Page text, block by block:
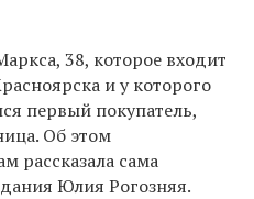
38, которое входит
и у которого
первый покупатель,
Об этом
рассказала сама
Юлия Рогозняя.